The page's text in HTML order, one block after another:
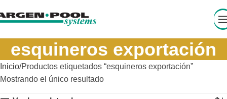
esquineros exportación
Inicio Productos etiquetados “esquineros exportación”
Mostrando el único resultado